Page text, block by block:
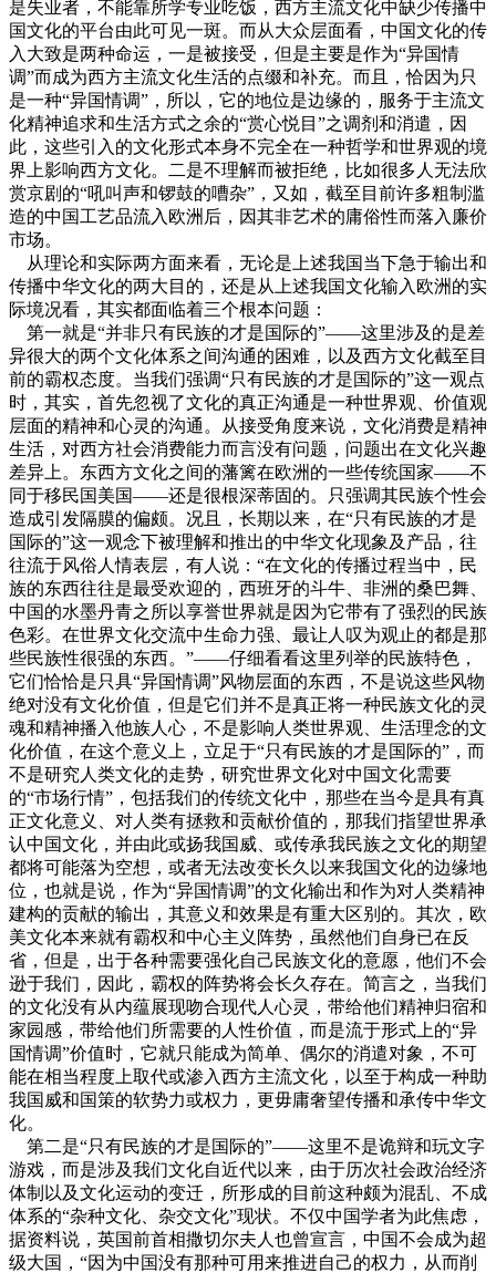
是失业者，不能靠所学专业吃饭，西方主流文化中缺少传播中
国文化的平台由此可见一斑。而从大众层面看，中国文化的传
入大致是两种命运，一是被接受，但是主要是作为“异国情
调”而成为西方主流文化生活的点缀和补充。而且，恰因为只
是一种“异国情调”，所以，它的地位是边缘的，服务于主流文
化精神追求和生活方式之余的“赏心悦目”之调剂和消遣，因
此，这些引入的文化形式本身不完全在一种哲学和世界观的境
界上影响西方文化。二是不理解而被拒绝，比如很多人无法欣
赏京剧的“吼叫声和锣鼓的嘈杂”，又如，截至目前许多粗制滥
造的中国工艺品流入欧洲后，因其非艺术的庸俗性而落入廉价
市场。
从理论和实际两方面来看，无论是上述我国当下急于输出和
传播中华文化的两大目的，还是从上述我国文化输入欧洲的实
际境况看，其实都面临着三个根本问题：
第一就是“并非只有民族的才是国际的”——这里涉及的是差
异很大的两个文化体系之间沟通的困难，以及西方文化截至目
前的霸权态度。当我们强调“只有民族的才是国际的”这一观点
时，其实，首先忽视了文化的真正沟通是一种世界观、价值观
层面的精神和心灵的沟通。从接受角度来说，文化消费是精神
生活，对西方社会消费能力而言没有问题，问题出在文化兴趣
差异上。东西方文化之间的藩篱在欧洲的一些传统国家——不
同于移民国美国——还是很根深蒂固的。只强调其民族个性会
造成引发隔膜的偏颇。况且，长期以来，在“只有民族的才是
国际的”这一观念下被理解和推出的中华文化现象及产品，往
往流于风俗人情表层，有人说：“在文化的传播过程当中，民
族的东西往往是最受欢迎的，西班牙的斗牛、非洲的桑巴舞、
中国的水墨丹青之所以享誉世界就是因为它带有了强烈的民族
色彩。在世界文化交流中生命力强、最让人叹为观止的都是那
些民族性很强的东西。”——仔细看看这里列举的民族特色，
它们恰恰是只具“异国情调”风物层面的东西，不是说这些风物
绝对没有文化价值，但是它们并不是真正将一种民族文化的灵
魂和精神播入他族人心，不是影响人类世界观、生活理念的文
化价值，在这个意义上，立足于“只有民族的才是国际的”，而
不是研究人类文化的走势，研究世界文化对中国文化需要
的“市场行情”，包括我们的传统文化中，那些在当今是具有真
正文化意义、对人类有拯救和贡献价值的，那我们指望世界承
认中国文化，并由此或扬我国威、或传承我民族之文化的期望
都将可能落为空想，或者无法改变长久以来我国文化的边缘地
位，也就是说，作为“异国情调”的文化输出和作为对人类精神
建构的贡献的输出，其意义和效果是有重大区别的。其次，欧
美文化本来就有霸权和中心主义阵势，虽然他们自身已在反
省，但是，出于各种需要强化自己民族文化的意愿，他们不会
逊于我们，因此，霸权的阵势将会长久存在。简言之，当我们
的文化没有从内蕴展现吻合现代人心灵，带给他们精神归宿和
家园感，带给他们所需要的人性价值，而是流于形式上的“异
国情调”价值时，它就只能成为简单、偶尔的消遣对象，不可
能在相当程度上取代或渗入西方主流文化，以至于构成一种助
我国威和国策的软势力或权力，更毋庸奢望传播和承传中华文
化。
第二是“只有民族的才是国际的”——这里不是诡辩和玩文字
游戏，而是涉及我们文化自近代以来，由于历次社会政治经济
体制以及文化运动的变迁，所形成的目前这种颇为混乱、不成
体系的“杂种文化、杂交文化”现状。不仅中国学者为此焦虑，
据资料说，英国前首相撒切尔夫人也曾宣言，中国不会成为超
级大国，“因为中国没有那种可用来推进自己的权力，从而削